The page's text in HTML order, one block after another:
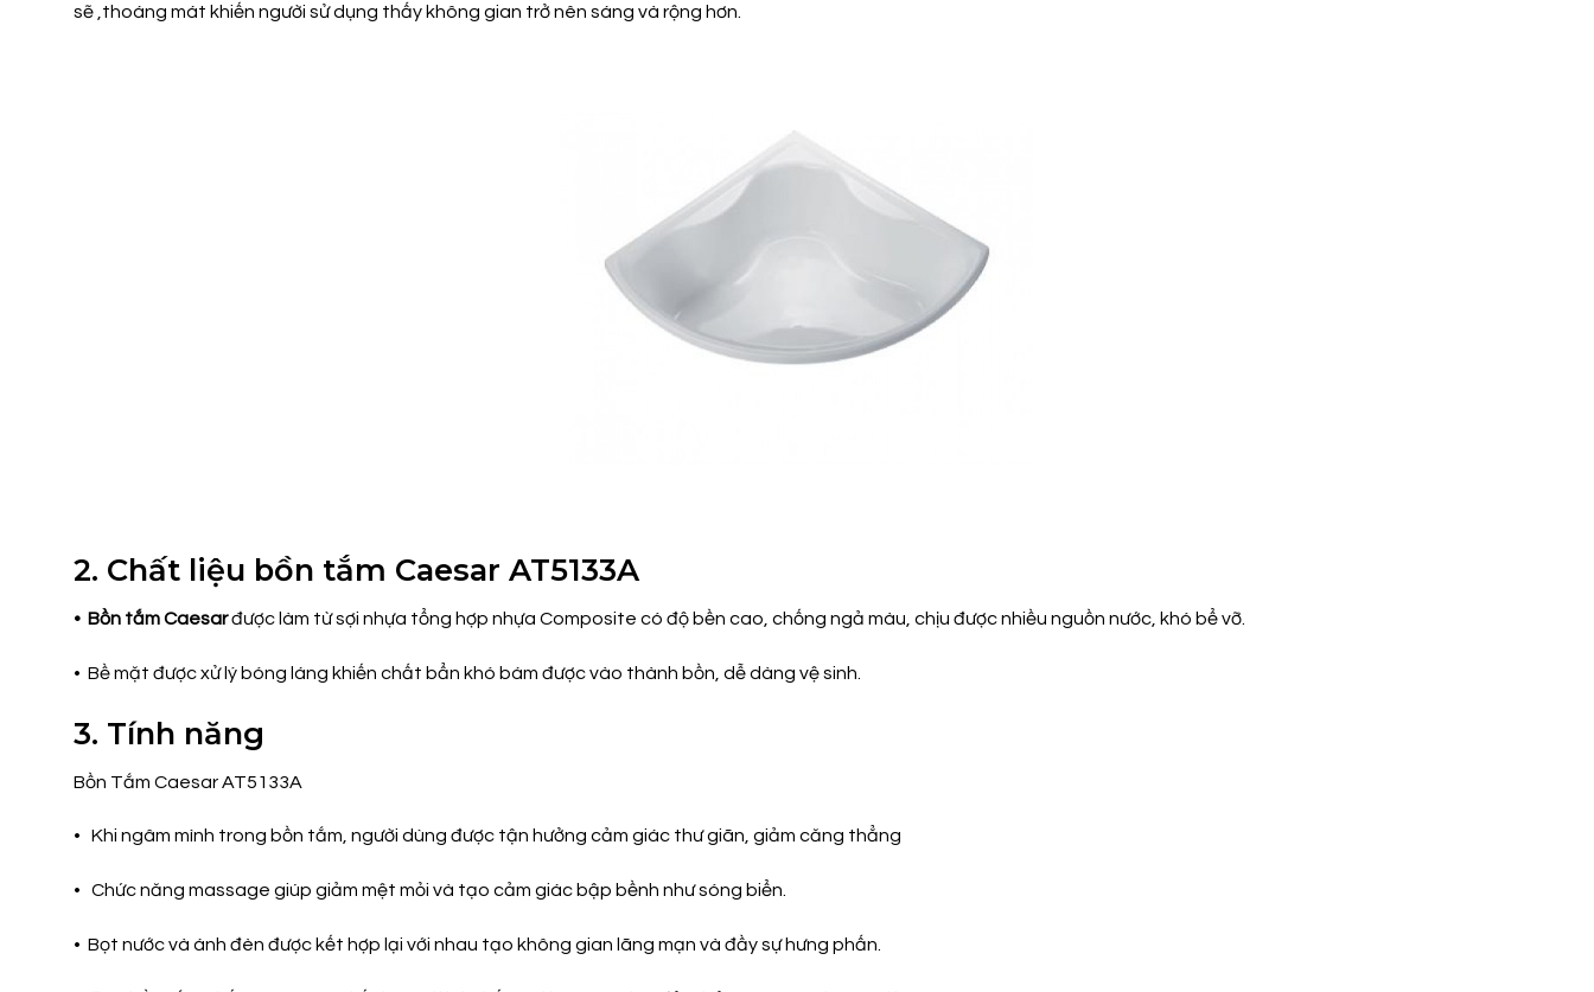
sẽ ,thoáng mát khiến người sử dụng thấy không gian trở nên sáng và rộng hơn.
2. Chất liệu bồn tắm Caesar AT5133A
• Bồn tắm Caesarđược làm từ sợi nhựa tổng hợp nhựa Composite có độ bền cao, chống ngả màu, chịu được nhiều nguồn nước, khó bể vỡ.
• Bề mặt được xử lý bóng láng khiến chất bẩn khó bám được vào thành bồn, dễ dàng vệ sinh.
3. Tính năng
Bồn Tắm Caesar AT5133A
• Khi ngâm mình trong bồn tắm, người dùng được tận hưởng cảm giác thư giãn, giảm căng thẳng
• Chức năng massage giúp giảm mệt mỏi và tạo cảm giác bập bềnh như sóng biển.
• Bọt nước và ánh đèn được kết hợp lại với nhau tạo không gian lãng mạn và đầy sự hưng phấn.